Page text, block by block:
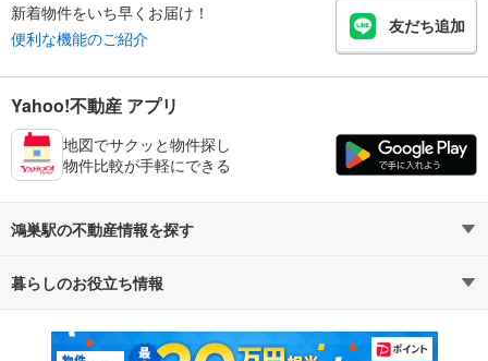
新着物件をいち早くお届け！
便利な機能のご紹介
友だち追加
Yahoo!不動産 アプリ
地図でサクッと物件探し
物件比較が手軽にできる
鴻巣駅の不動産情報を探す
不動産・住宅
新築マンション 中古マンション
暮らしのお役立ち情報
マンションカタログ 教えて！住まいの先生